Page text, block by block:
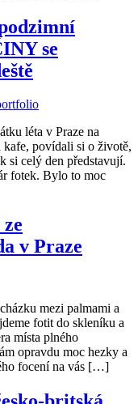
se
léta v Praze na
kafe, povídali si o životě,
si celý den představují.
fotek. Bylo to moc
v Praze
mezi palmami a
fotit do skleníku a
místa plného
opravdu moc hezky a
focení na vás […]